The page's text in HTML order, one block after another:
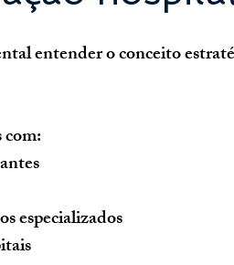
entender o conceito
especializados